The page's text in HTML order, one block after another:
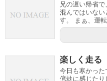
兄の遅い帰省で
混んではいない
す。 まぁ、運
楽しく走る
今日も寒かっ
億劫に感じた